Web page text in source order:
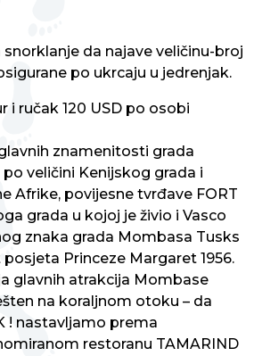
da najave veličinu-broj
po ukrcaju u jedrenjak.
i ručak 120 USD po osobi
znamenitosti grada
veličini Kenijskog grada i
Afrike, povijesne tvrđave FORT
grada u kojoj je živio i Vasco
znaka grada Mombasa Tusks
Princeze Margaret 1956.
glavnih atrakcija Mombase
na koraljnom otoku – da
! nastavljamo prema
restoranu TAMARIND